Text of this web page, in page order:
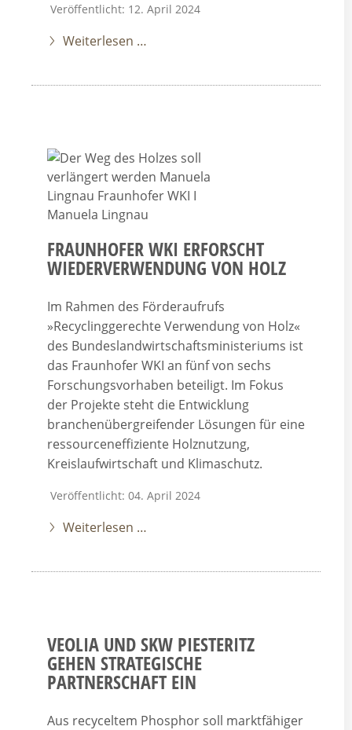
Veröffentlicht: 12. April 2024
Weiterlesen …
FRAUNHOFER WKI ERFORSCHT
WIEDERVERWENDUNG VON HOLZ
Im Rahmen des Förderaufrufs
»Recyclinggerechte Verwendung von Holz«
des Bundeslandwirtschaftsministeriums ist
das Fraunhofer WKI an fünf von sechs
Forschungsvorhaben beteiligt. Im Fokus
der Projekte steht die Entwicklung
branchenübergreifender Lösungen für eine
ressourceneffiziente Holznutzung,
Kreislaufwirtschaft und Klimaschutz.
Veröffentlicht: 04. April 2024
Weiterlesen …
VEOLIA UND SKW PIESTERITZ
GEHEN STRATEGISCHE
PARTNERSCHAFT EIN
Aus recyceltem Phosphor soll marktfähiger